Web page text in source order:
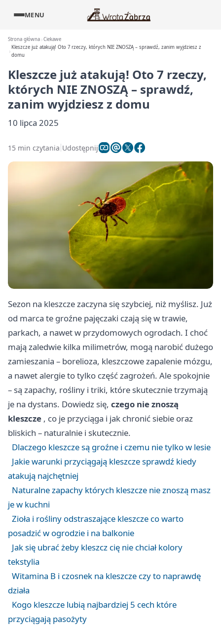
MENU
Strona główna Ciekawe
Kleszcze już atakują! Oto 7 rzeczy, których NIE ZNOSZĄ – sprawdź, zanim wyjdziesz z
domu
Kleszcze już atakują! Oto 7 rzeczy,
których NIE ZNOSZĄ – sprawdź,
zanim wyjdziesz z domu
10 lipca 2025
15 min czytania Udostępnij
Sezon na kleszcze zaczyna się szybciej, niż myślisz. Już
od marca te groźne pajęczaki czają się w trawie,
parkach, a nawet w przydomowych ogrodach. I choć
mają zaledwie kilka milimetrów, mogą narobić dużego
zamieszania – borelioza, kleszczowe zapalenie mózgu,
a nawet alergie to tylko część zagrożeń. Ale spokojnie
– są zapachy, rośliny i triki, które skutecznie trzymają
je na dystans. Dowiedz się, czego nie znoszą
kleszcze , co je przyciąga i jak chronić siebie oraz
bliskich – naturalnie i skutecznie.
Dlaczego kleszcze są groźne i czemu nie tylko w lesie
Jakie warunki przyciągają kleszcze sprawdź kiedy
atakują najchętniej
Naturalne zapachy których kleszcze nie znoszą masz
je w kuchni
Zioła i rośliny odstraszające kleszcze co warto
posadzić w ogrodzie i na balkonie
Jak się ubrać żeby kleszcz cię nie chciał kolory
tekstylia
Witamina B i czosnek na kleszcze czy to naprawdę
działa
Kogo kleszcze lubią najbardziej 5 cech które
przyciągają pasożyty